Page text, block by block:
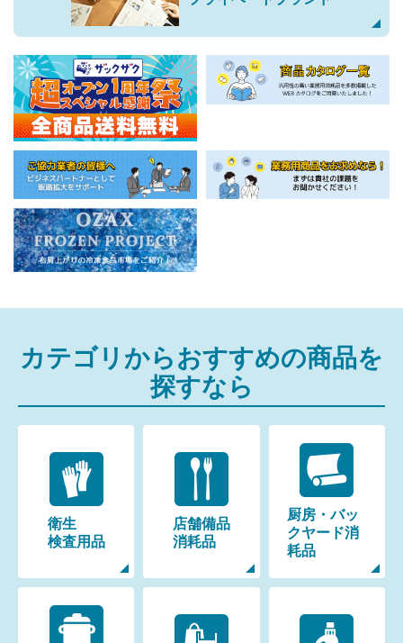
カテゴリからおすすめの商品を
探すなら
衛生
検査用品
店舗備品
消耗品
厨房・バッ
クヤード消
耗品